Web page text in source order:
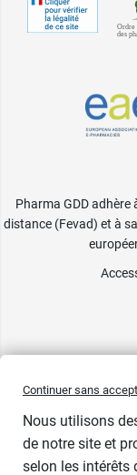
Pharma GDD adhère
distance (Fevad) et à
Continuer sans
Nous utilisons
de notre site et
selon les intérêts